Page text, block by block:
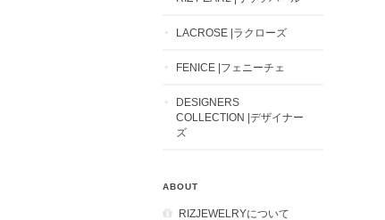
LACROSE |ラクローズ
FENICE |フェニーチェ
DESIGNERS
COLLECTION |デザイナー
ズ
ABOUT
RIZJEWELRYについて